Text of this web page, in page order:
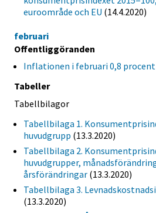
euroområde och EU (14.4.2020)
februari
Offentliggöranden
Inflationen i februari 0,8 procent
Tabeller
Tabellbilagor
Tabellbilaga 1.
huvudgrupp (13.3.2020)
Tabellbilaga 2.
huvudgrupper,
årsförändringar (13.3.2020)
Tabellbilaga 3.
(13.3.2020)